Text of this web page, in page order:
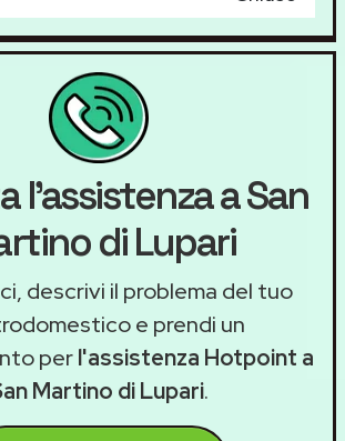
l'assistenza a San
di Lupari
descrivi il problema del tuo
e prendi un
perl'assistenza Hotpoint a
Martino di Lupari.